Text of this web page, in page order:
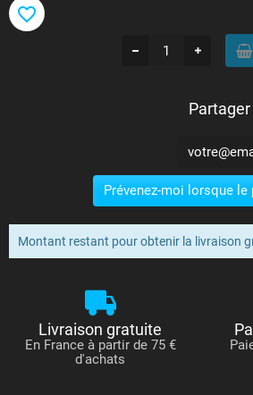
favorite_border
Partager
Prévenez-moi lorsque
Montant restant pour obtenir la livraison
Livraison gratuite
En France à partir de 75 €
d'achats